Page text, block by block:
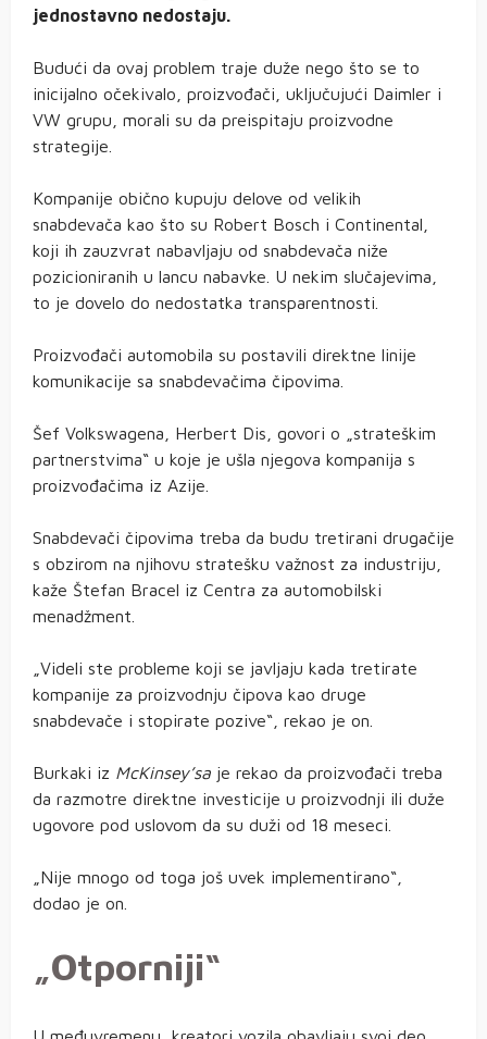
jednostavno nedostaju.
Budući da ovaj problem traje duže nego što se to
inicijalno očekivalo, proizvođači, uključujući Daimler i
VW grupu, morali su da preispitaju proizvodne
strategije.
Kompanije obično kupuju delove od velikih
snabdevača kao što su Robert Bosch i Continental,
koji ih zauzvrat nabavljaju od snabdevača niže
pozicioniranih u lancu nabavke. U nekim slučajevima,
to je dovelo do nedostatka transparentnosti.
Proizvođači automobila su postavili direktne linije
komunikacije sa snabdevačima čipovima.
Šef Volkswagena, Herbert Dis, govori o „strateškim
partnerstvima“ u koje je ušla njegova kompanija s
proizvođačima iz Azije.
Snabdevači čipovima treba da budu tretirani drugačije
s obzirom na njihovu stratešku važnost za industriju,
kaže Štefan Bracel iz Centra za automobilski
menadžment.
„Videli ste probleme koji se javljaju kada tretirate
kompanije za proizvodnju čipova kao druge
snabdevače i stopirate pozive“, rekao je on.
Burkaki iz McKinsey’sa je rekao da proizvođači treba
da razmotre direktne investicije u proizvodnji ili duže
ugovore pod uslovom da su duži od 18 meseci.
„Nije mnogo od toga još uvek implementirano“,
dodao je on.
„Otporniji“